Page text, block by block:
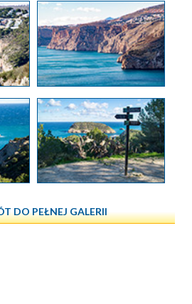
DO PEŁNEJ GALERII